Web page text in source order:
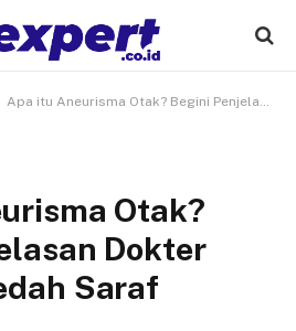
Apa itu Aneurisma Otak? Begini Penjelasan Dokter Spesialis Bedah Saraf
Otak?
Dokter
Saraf